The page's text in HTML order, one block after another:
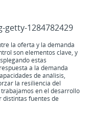
la oferta y la demanda
son elementos clave, y
estas
a la demanda
de análisis,
la resiliencia del
en el desarrollo
distintas fuentes de